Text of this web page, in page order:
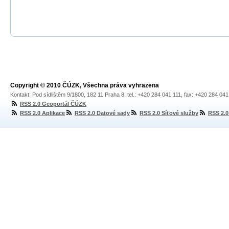
Copyright © 2010 ČÚZK, Všechna práva vyhrazena
Kontakt: Pod sídlištěm 9/1800, 182 11 Praha 8, tel.: +420 284 041 111, fax: +420 284
RSS 2.0 Geoportál ČÚZK
RSS 2.0 Aplikace
RSS 2.0 Datové sady RSS 2.0 Síťové služby RSS